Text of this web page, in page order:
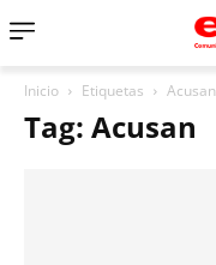
Inicio Etiquetas Acusan
Tag: Acusan